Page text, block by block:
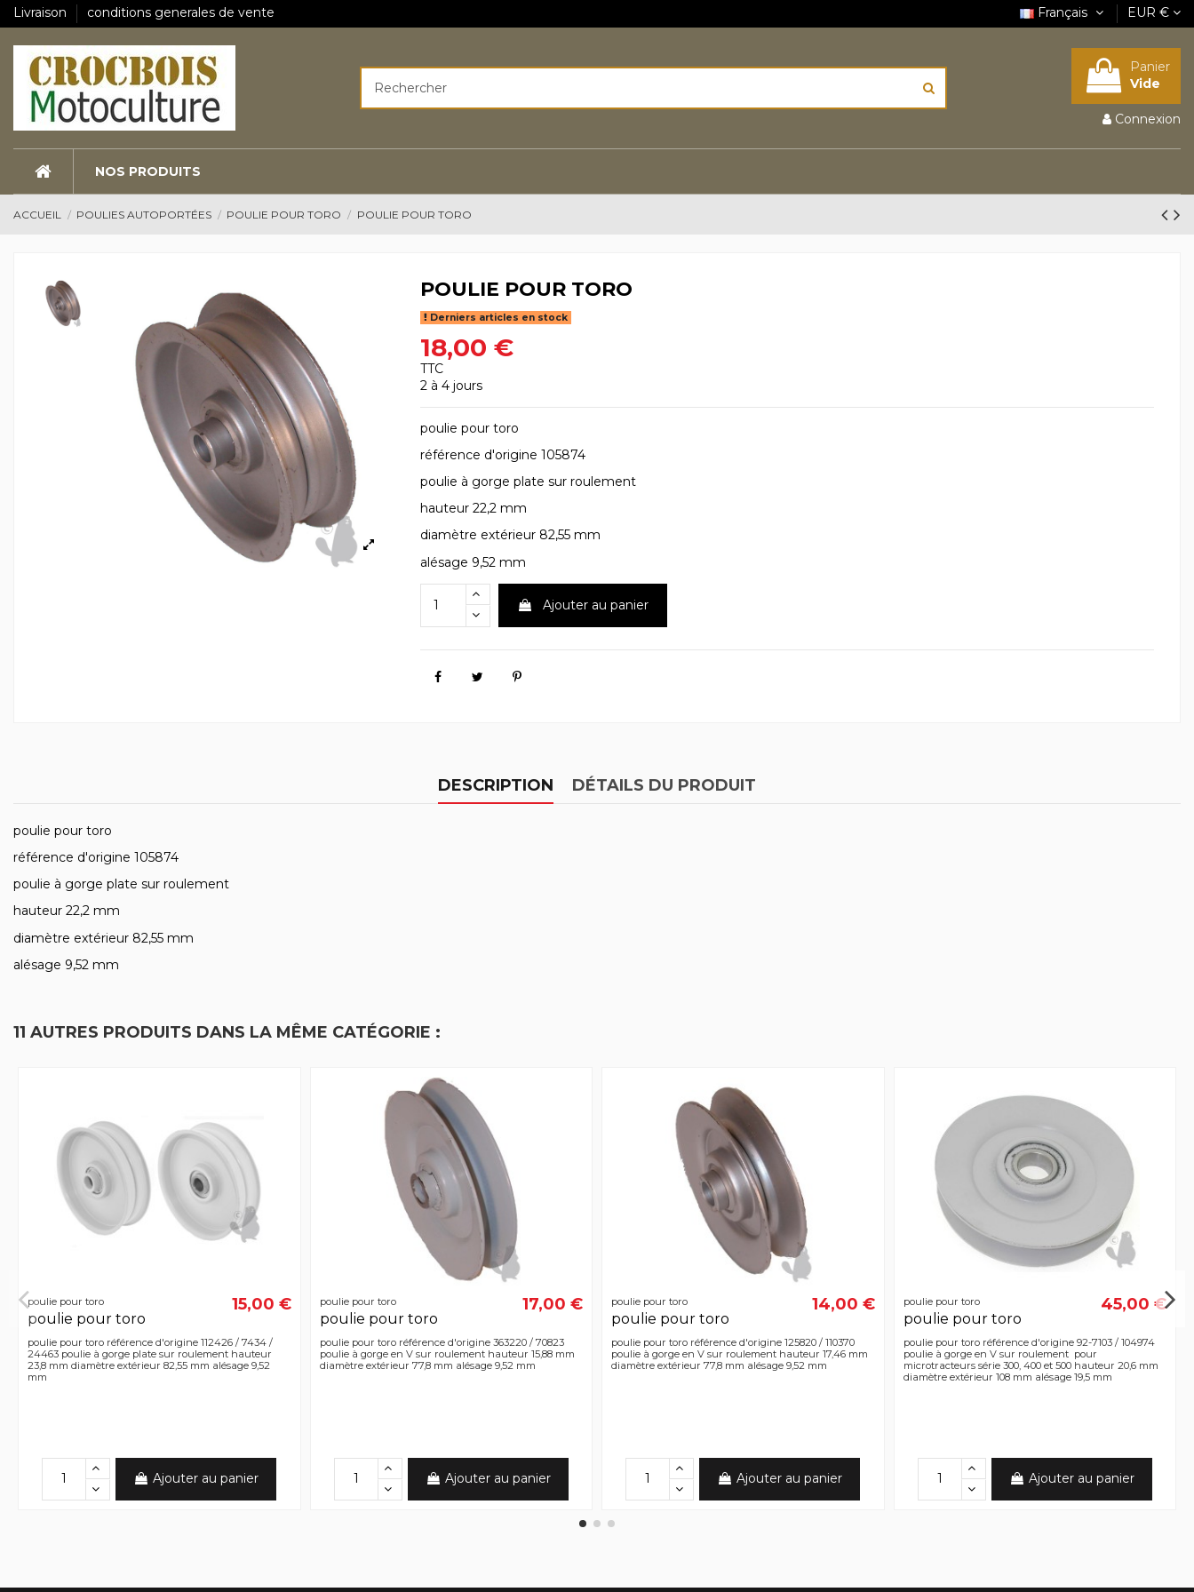
Livraison conditions generales de vente Français EUR €
Panier
Vide
Connexion
NOS PRODUITS
ACCUEIL POULIES AUTOPORTÉES POULIE POUR TORO POULIE POUR TORO
POULIE POUR TORO
Derniers articles en stock
18,00 €
TTC
2 à 4 jours
poulie pour toro
référence d'origine 105874
poulie à gorge plate sur roulement
hauteur 22,2 mm
diamètre extérieur 82,55 mm
alésage 9,52 mm
Ajouter au panier
DESCRIPTION DÉTAILS DU PRODUIT
poulie pour toro
référence d'origine 105874
poulie à gorge plate sur roulement
hauteur 22,2 mm
diamètre extérieur 82,55 mm
alésage 9,52 mm
11 AUTRES PRODUITS DANS LA MÊME CATÉGORIE :
poulie pour toro
poulie pour toro
15,00 €
poulie pour toro référence d'origine 112426 / 7434 /
24463 poulie à gorge plate sur roulement hauteur
23,8 mm diamètre extérieur 82,55 mm alésage 9,52
mm
Ajouter au panier
poulie pour toro
poulie pour toro
17,00 €
poulie pour toro référence d'origine 363220 / 70823
poulie à gorge en V sur roulement hauteur 15,88 mm
diamètre extérieur 77,8 mm alésage 9,52 mm
Ajouter au panier
poulie pour toro
poulie pour toro
14,00 €
poulie pour toro référence d'origine 125820 / 110370
poulie à gorge en V sur roulement hauteur 17,46 mm
diamètre extérieur 77,8 mm alésage 9,52 mm
Ajouter au panier
poulie pour toro
poulie pour toro
45,00 €
poulie pour toro référence d'origine 92-7103 / 104974
poulie à gorge en V sur roulement pour
microtracteurs série 300, 400 et 500 hauteur 20,6 mm
diamètre extérieur 108 mm alésage 19,5 mm
Ajouter au panier